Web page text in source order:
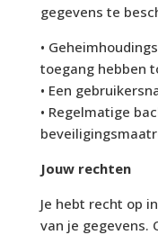
gegevens te
•
toegang hebben
• Een
• Regelmatige
Jouw rechten
Je hebt recht op
van je gegevens.